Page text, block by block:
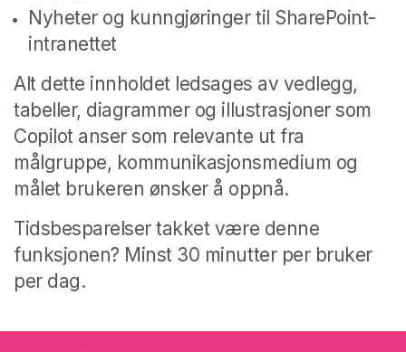
Nyheter og kunngjøringer til SharePoint-
intranettet
Alt dette innholdet ledsages av vedlegg,
tabeller, diagrammer og illustrasjoner som
Copilot anser som relevante ut fra
målgruppe, kommunikasjonsmedium og
målet brukeren ønsker å oppnå.
Tidsbesparelser takket være denne
funksjonen? Minst 30 minutter per bruker
per dag.